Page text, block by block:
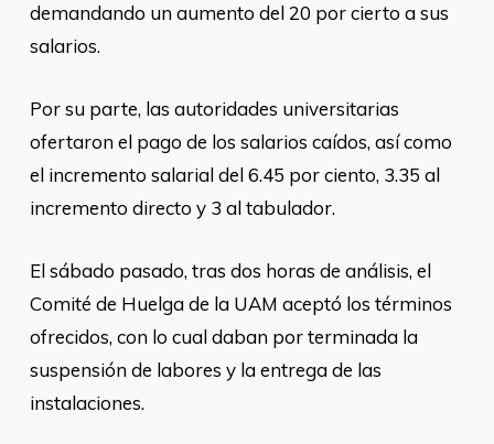
demandando un aumento del 20 por cierto a sus
salarios.
Por su parte, las autoridades universitarias
ofertaron el pago de los salarios caídos, así como
el incremento salarial del 6.45 por ciento, 3.35 al
incremento directo y 3 al tabulador.
El sábado pasado, tras dos horas de análisis, el
Comité de Huelga de la UAM aceptó los términos
ofrecidos, con lo cual daban por terminada la
suspensión de labores y la entrega de las
instalaciones.